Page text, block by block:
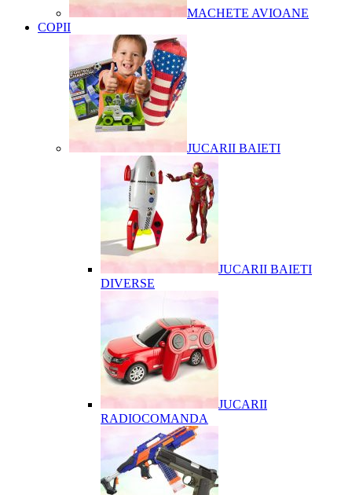
MACHETE AVIOANE
COPII
JUCARII BAIETI
JUCARII BAIETI
DIVERSE
JUCARII
RADIOCOMANDA